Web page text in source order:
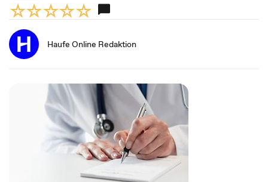
Haufe Online Redaktion